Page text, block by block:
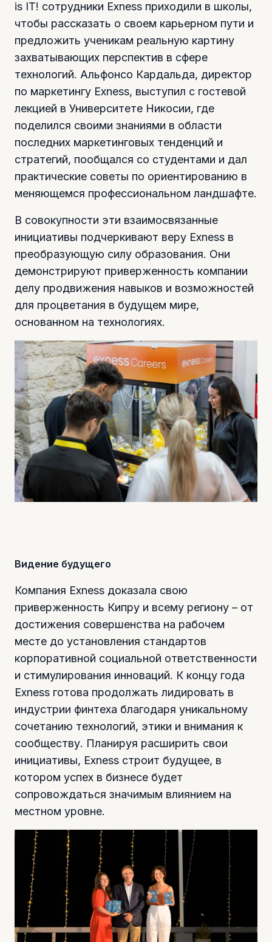
is IT! сотрудники Exness приходили в школы,
чтобы рассказать о своем карьерном пути и
предложить ученикам реальную картину
захватывающих перспектив в сфере
технологий. Альфонсо Кардальда, директор
по маркетингу Exness, выступил с гостевой
лекцией в Университете Никосии, где
поделился своими знаниями в области
последних маркетинговых тенденций и
стратегий, пообщался со студентами и дал
практические советы по ориентированию в
меняющемся профессиональном ландшафте.
В совокупности эти взаимосвязанные
инициативы подчеркивают веру Exness в
преобразующую силу образования. Они
демонстрируют приверженность компании
делу продвижения навыков и возможностей
для процветания в будущем мире,
основанном на технологиях.
Видение будущего
Компания Exness доказала свою
приверженность Кипру и всему региону – от
достижения совершенства на рабочем
месте до установления стандартов
корпоративной социальной ответственности
и стимулирования инноваций. К концу года
Exness готова продолжать лидировать в
индустрии финтеха благодаря уникальному
сочетанию технологий, этики и внимания к
сообществу. Планируя расширить свои
инициативы, Exness строит будущее, в
котором успех в бизнесе будет
сопровождаться значимым влиянием на
местном уровне.